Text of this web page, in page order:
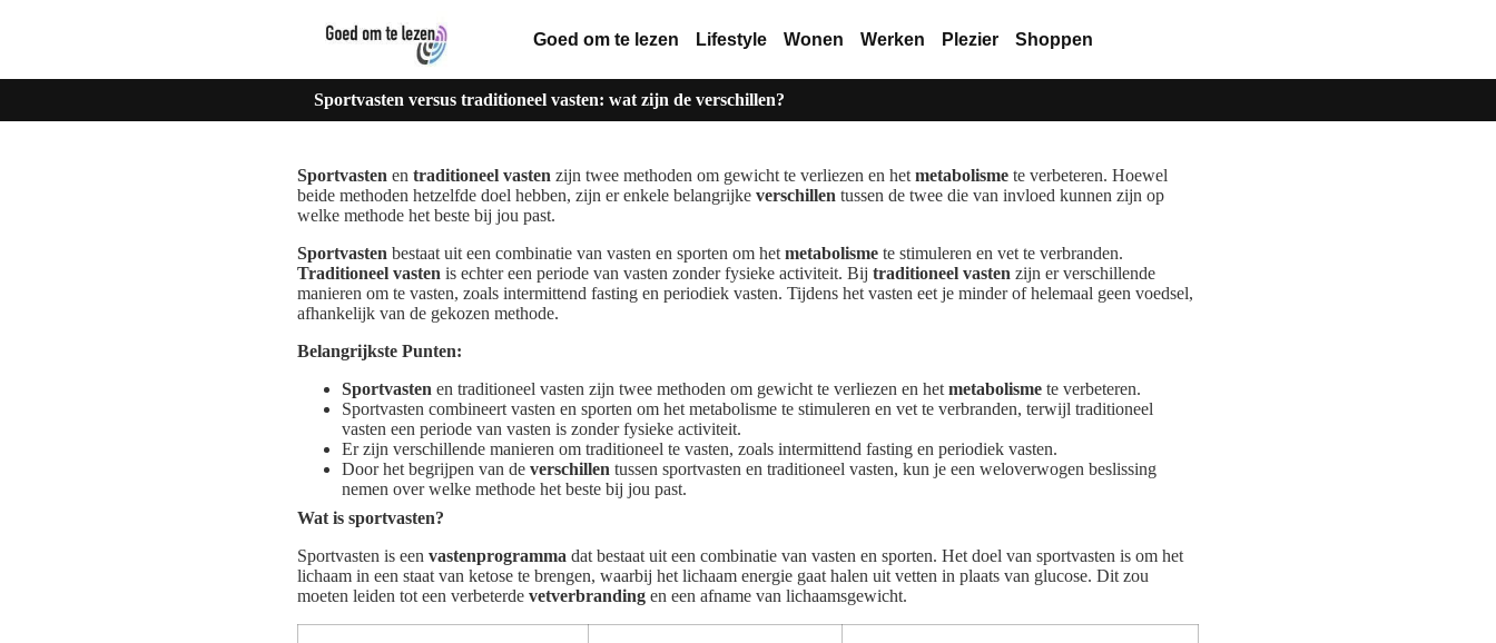
Goed om te lezen Lifestyle Wonen Werken Plezier Shoppen
Sportvasten versus traditioneel vasten: wat zijn de verschillen?
Sportvasten en traditioneel vasten zijn twee methoden om gewicht te verliezen en het metabolisme te verbeteren. Hoewel
beide methoden hetzelfde doel hebben, zijn er enkele belangrijke verschillen tussen de twee die van invloed kunnen zijn op
welke methode het beste bij jou past.
Sportvasten bestaat uit een combinatie van vasten en sporten om het metabolisme te stimuleren en vet te verbranden.
Traditioneel vasten is echter een periode van vasten zonder fysieke activiteit. Bij traditioneel vasten zijn er verschillende
manieren om te vasten, zoals intermittend fasting en periodiek vasten. Tijdens het vasten eet je minder of helemaal geen voedsel,
afhankelijk van de gekozen methode.
Belangrijkste Punten:
Sportvasten en traditioneel vasten zijn twee methoden om gewicht te verliezen en het metabolisme te verbeteren.
Sportvasten combineert vasten en sporten om het metabolisme te stimuleren en vet te verbranden, terwijl traditioneel
vasten een periode van vasten is zonder fysieke activiteit.
Er zijn verschillende manieren om traditioneel te vasten, zoals intermittend fasting en periodiek vasten.
Door het begrijpen van de verschillen tussen sportvasten en traditioneel vasten, kun je een weloverwogen beslissing
nemen over welke methode het beste bij jou past.
Wat is sportvasten?
Sportvasten is een vastenprogramma dat bestaat uit een combinatie van vasten en sporten. Het doel van sportvasten is om het
lichaam in een staat van ketose te brengen, waarbij het lichaam energie gaat halen uit vetten in plaats van glucose. Dit zou
moeten leiden tot een verbeterde vetverbranding en een afname van lichaamsgewicht.